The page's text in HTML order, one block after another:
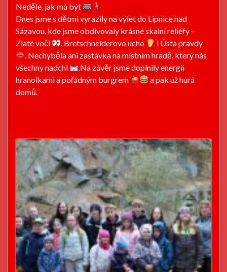
Neděle, jak má být
Dnes jsme s dětmi vyrazily na výlet do Lipnice nad
Sázavou, kde jsme obdivovaly krásné skalní reliéfy –
Zlaté voči
, Bretschneiderovo ucho
i Ústa pravdy
. Nechyběla ani zastávka na místním hradě, který nás
všechny nadchl
.Na závěr jsme doplnily energii
hranolkami a pořádným burgrem
a pak už hurá
domů.